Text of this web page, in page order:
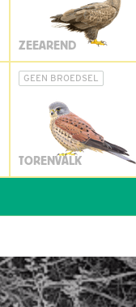
ZEEAREND
GEEN BROEDSEL
TORENVALK